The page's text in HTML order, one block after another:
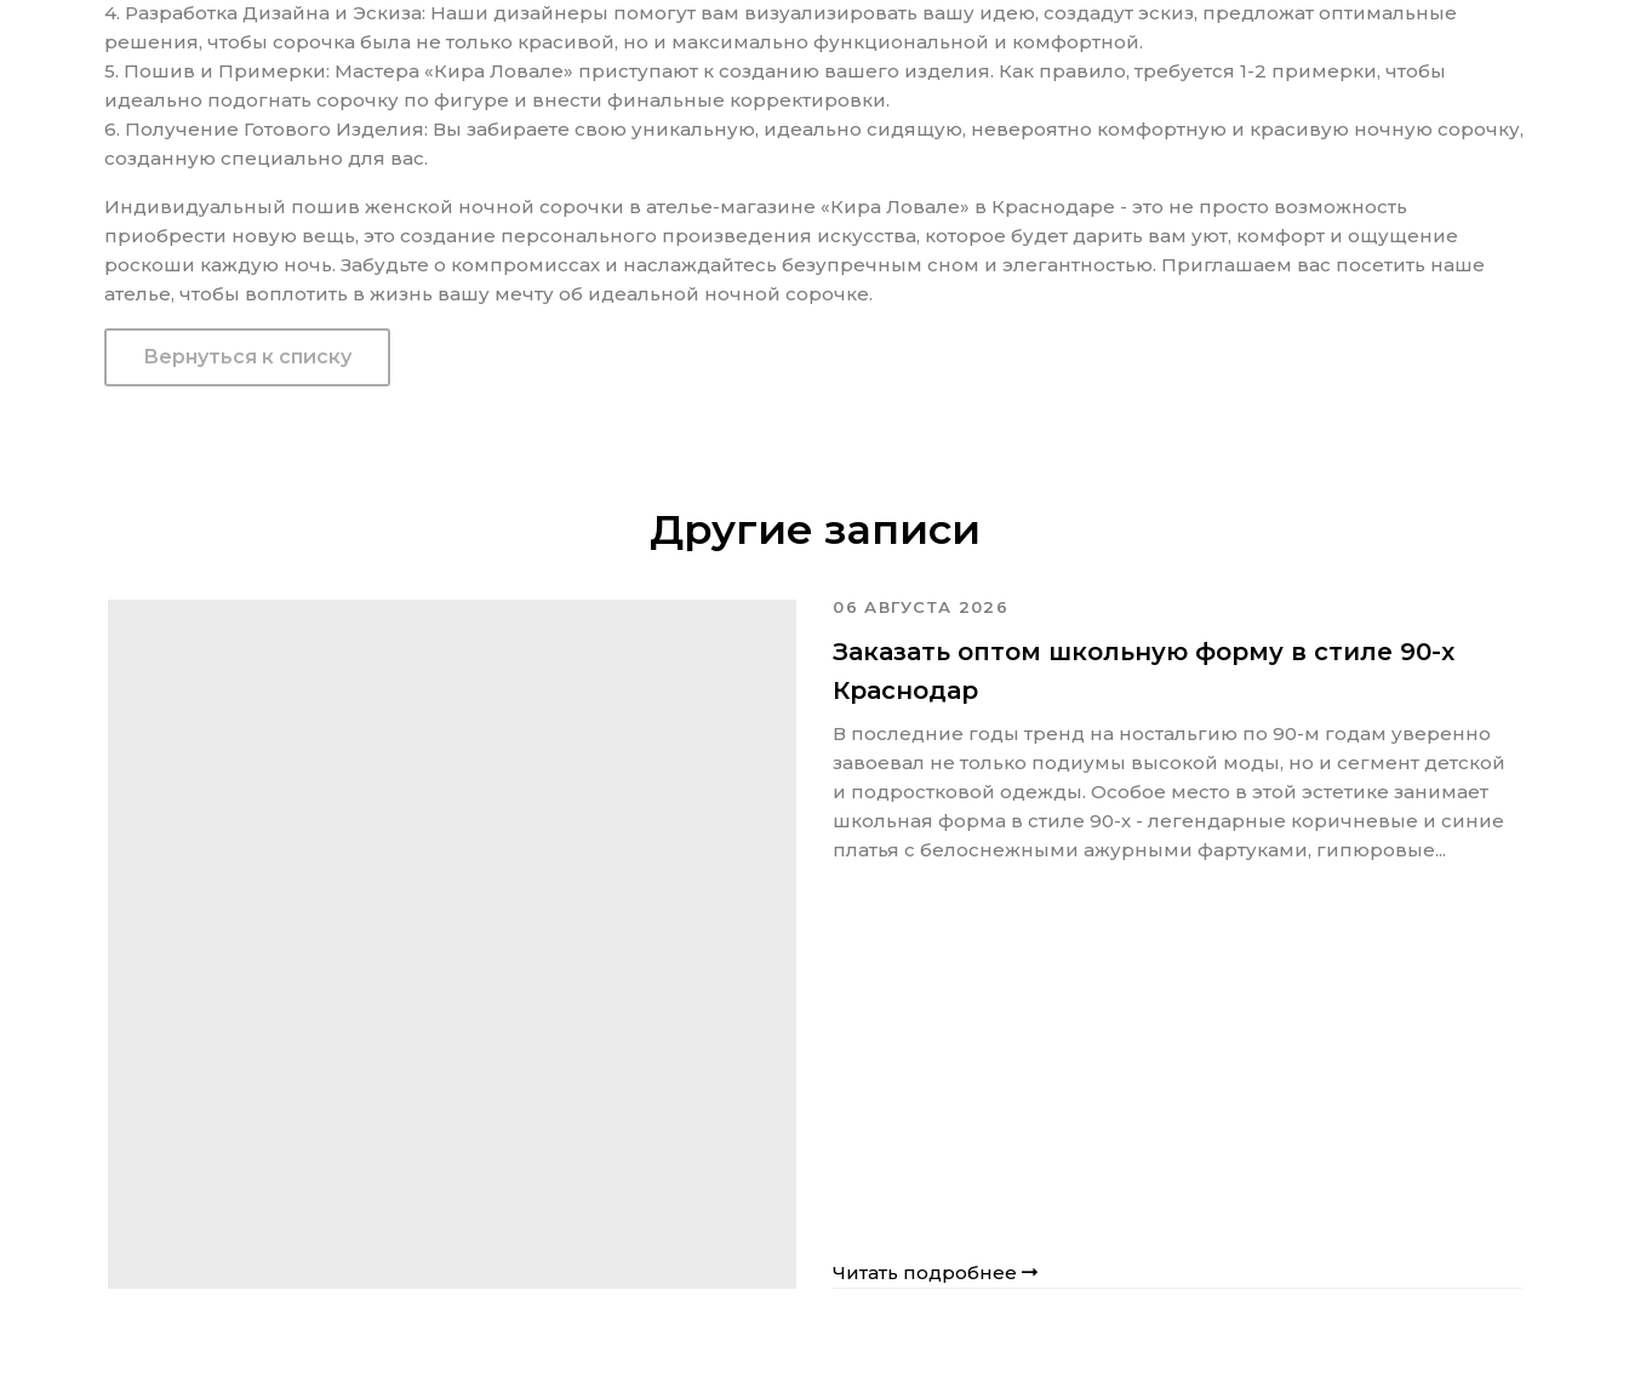
4. Разработка Дизайна и Эскиза: Наши дизайнеры помогут вам визуализировать вашу идею, создадут эскиз, предложат оптимальные
решения, чтобы сорочка была не только красивой, но и максимально функциональной и комфортной.
5. Пошив и Примерки: Мастера «Кира Ловале» приступают к созданию вашего изделия. Как правило, требуется 1-2 примерки, чтобы
идеально подогнать сорочку по фигуре и внести финальные корректировки.
6. Получение Готового Изделия: Вы забираете свою уникальную, идеально сидящую, невероятно комфортную и красивую ночную сорочку,
созданную специально для вас.
Индивидуальный пошив женской ночной сорочки в ателье-магазине «Кира Ловале» в Краснодаре - это не просто возможность
приобрести новую вещь, это создание персонального произведения искусства, которое будет дарить вам уют, комфорт и ощущение
роскоши каждую ночь. Забудьте о компромиссах и наслаждайтесь безупречным сном и элегантностью. Приглашаем вас посетить наше
ателье, чтобы воплотить в жизнь вашу мечту об идеальной ночной сорочке.
Вернуться к списку
Другие записи
06 АВГУСТА 2026
Заказать оптом школьную форму в стиле 90-х
Краснодар
В последние годы тренд на ностальгию по 90-м годам уверенно
завоевал не только подиумы высокой моды, но и сегмент детской
и подростковой одежды. Особое место в этой эстетике занимает
школьная форма в стиле 90-х - легендарные коричневые и синие
платья с белоснежными ажурными фартуками, гипюровые...
Читать подробнее